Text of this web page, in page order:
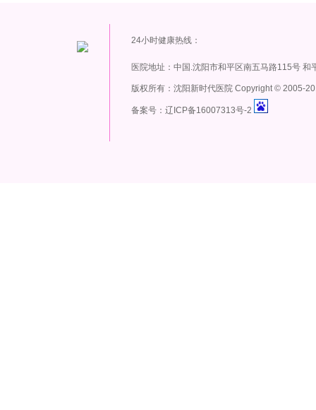
24小时健康热线：
医院地址：中国.沈阳市和平区南五马路115号 和
版权所有：沈阳新时代医院 Copyright© 2005-
备案号：辽ICP备16007313号-2